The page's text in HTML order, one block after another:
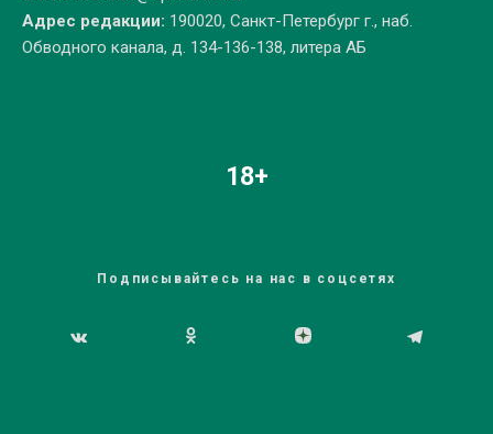
Адрес редакции: 190020, Санкт-Петербург г., наб.
Обводного канала, д. 134-136-138, литера АБ
18+
Подписывайтесь на нас в соцсетях